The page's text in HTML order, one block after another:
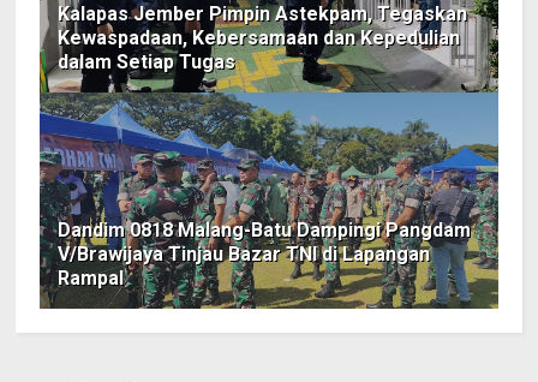
Kalapas Jember Pimpin Astekpam, Tegaskan
Kewaspadaan, Kebersamaan dan Kepedulian
dalam Setiap Tugas
Dandim 0818 Malang-Batu Dampingi Pangdam
V/Brawijaya Tinjau Bazar TNI di Lapangan
Rampal